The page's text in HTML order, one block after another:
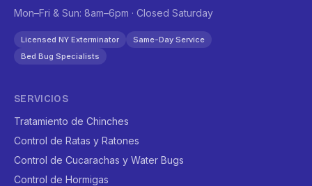
Mon–Fri & Sun: 8am–6pm · Closed Saturday
Licensed NY Exterminator
Same-Day Service
Bed Bug Specialists
SERVICIOS
Tratamiento de Chinches
Control de Ratas y Ratones
Control de Cucarachas y Water Bugs
Control de Hormigas